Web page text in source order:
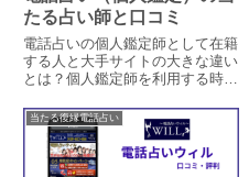
たる占い師と口コミ
電話占いの個人鑑定師として在籍
する人と大手サイトの大きな違い
とは？個人鑑定師を利用する時の
詳しく紹介しています。個人鑑定
は大手サイトで成功した人が独立
している場合が多いので能力の高
い人に当たりやすいです。
当たる復縁電話占い